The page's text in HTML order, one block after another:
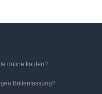
online kaufen?
Brillenfassung?